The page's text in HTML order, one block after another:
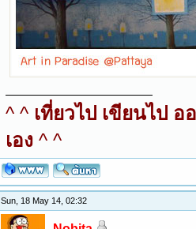
^ ^ เที่ยวไป เขียนไป
เอง ^ ^
Sun, 18 May 14, 02:32